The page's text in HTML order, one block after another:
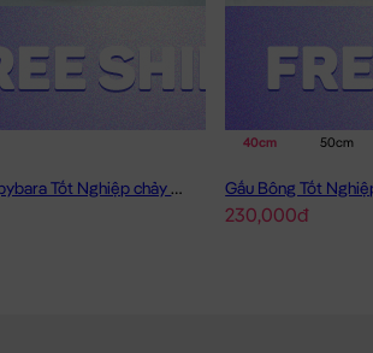
Gấu Bông Capybara Tốt Nghiệp chảy mũi
40cm 50cm
230,000đ